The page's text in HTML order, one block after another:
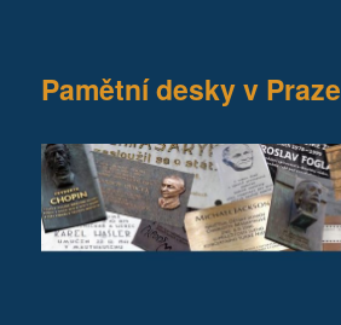
Pamětní desky v Praze